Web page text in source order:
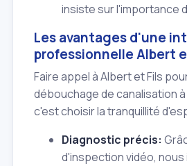
insiste sur l'importance
Les avantages d'une
professionnelle Albert
Faire appel à Albert et Fils
débouchage de canalisation
c'est choisir la tranquillité
Diagnostic précis:
d'inspection vidéo,